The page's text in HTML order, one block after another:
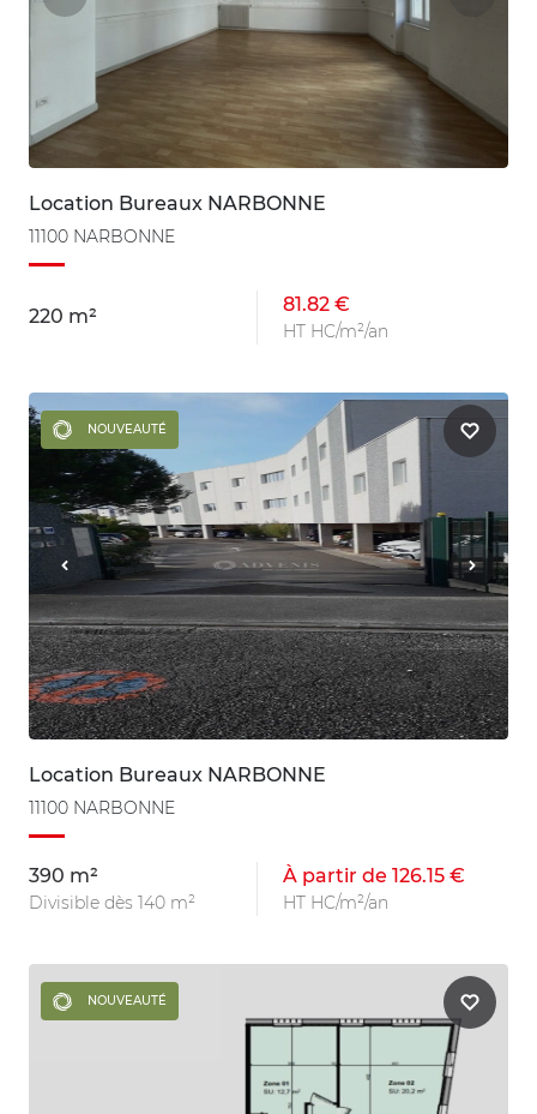
Location Bureaux NARBONNE
11100 NARBONNE
220 m²
81.82 €
HT HC/m²/an
NOUVEAUTÉ
Location Bureaux NARBONNE
11100 NARBONNE
390 m²
Divisible dès 140 m²
À partir de 126.15 €
HT HC/m²/an
NOUVEAUTÉ